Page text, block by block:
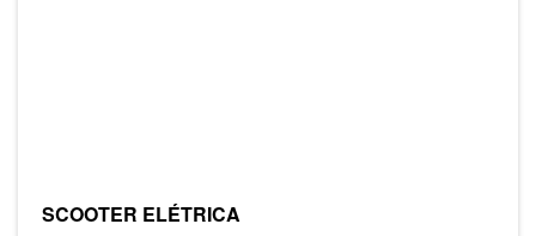
SCOOTER ELÉTRICA